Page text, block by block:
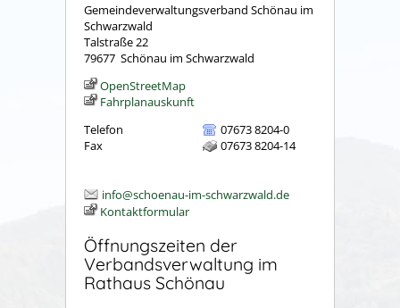
Gemeindeverwaltungsverband Schönau im
Schwarzwald
Talstraße 22
79677 Schönau im Schwarzwald
OpenStreetMap
Fahrplanauskunft
Telefon
07673 8204-0
Fax
07673 8204-14
info@schoenau-im-schwarzwald.de
Kontaktformular
Öffnungszeiten der
Verbandsverwaltung im
Rathaus Schönau